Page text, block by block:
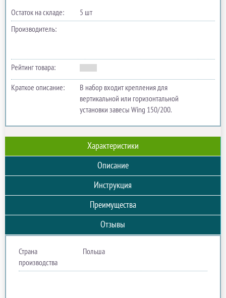
Остаток на складе:
5 шт
Производитель:
Рейтинг товара:
Краткое описание:
В набор входит крепления для
вертикальной или горизонтальной
установки завесы Wing 150/200.
Характеристики
Описание
Инструкция
Преимущества
Отзывы
Страна
производства
Польша